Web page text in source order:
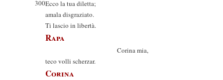
300Ecco la tua diletta;
amala disgraziato.
Ti lascio in libertà.
Rapa
Corina mia,
teco volli scherzar.
Corina